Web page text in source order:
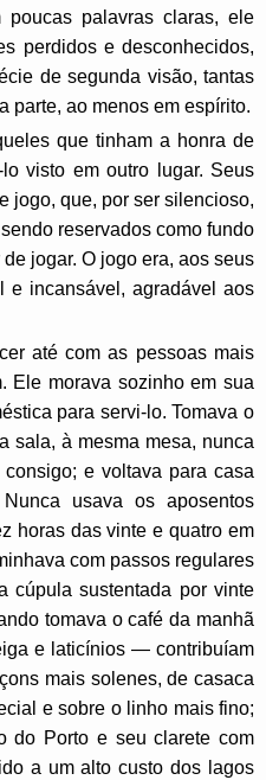
poucas palavras claras, ele
perdidos e desconhecidos,
de segunda visão, tantas
parte, ao menos em espírito.
que tinham a honra de
visto em outro lugar. Seus
jogo, que, por ser silencioso,
reservados como fundo
jogar. O jogo era, aos seus
e incansável, agradável aos
até com as pessoas mais
Ele morava sozinho em sua
para servi-lo. Tomava o
sala, à mesma mesa, nunca
e voltava para casa
usava os aposentos
horas das vinte e quatro em
com passos regulares
cúpula sustentada por vinte
tomava o café da manhã
e laticínios — contribuíam
mais solenes, de casaca
e sobre o linho mais fino;
do Porto e seu clarete com
a um alto custo dos lagos